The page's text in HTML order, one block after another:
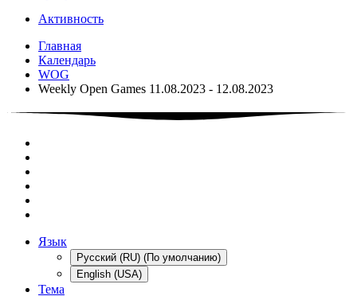
Активность
Главная
Календарь
WOG
Weekly Open Games 11.08.2023 - 12.08.2023
Язык
Русский (RU) (По умолчанию)
English (USA)
Тема